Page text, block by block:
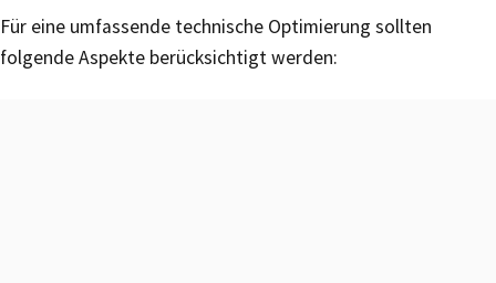
Für eine umfassende technische Optimierung sollten
folgende Aspekte berücksichtigt werden: